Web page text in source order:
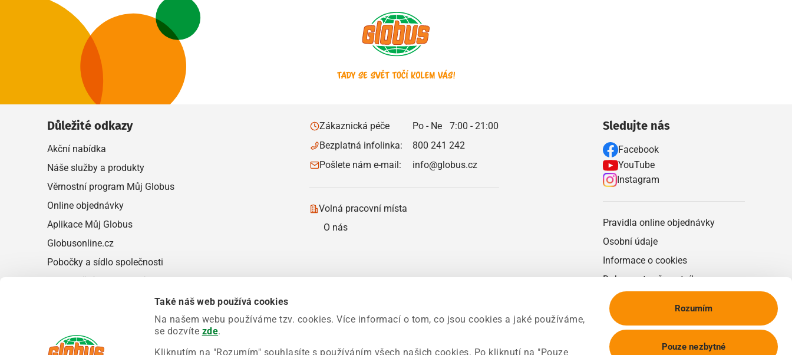
Také náš web používá cookies
Na našem webu používáme tzv. cookies. Více informací o tom, co jsou cookies a jaké používáme,
se dozvíte zde.
Kliknutím na "Rozumím" souhlasíte s používáním všech našich cookies. Po kliknutí na "Pouze
Rozumím
Pouze nezbytné
Zákaznická péče Po - Ne
7:00 - 21:00
Bezplatná infolinka:
800 241 242
Pošlete nám e-mail:
info@globus.cz
Volná pracovní místa
O nás
Důležité odkazy
Akční nabídka
Náše služby a produkty
Věrnostní program Můj Globus
Online objednávky
Aplikace Můj Globus
Globusonline.cz
Pobočky a sídlo společnosti
Sledujte nás
Facebook
YouTube
Instagram
Pravidla online objednávky
Osobní údaje
Informace o cookies
Dokumenty věrnostního programu
Ochrana oznamovatelů
Návštěvní řád
Ostatní dokumenty